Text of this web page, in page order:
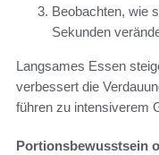
Beobachten, wie
Sekunden
Langsames Essen
verbessert die
führen zu intensiverem
Portionsbewusstsein